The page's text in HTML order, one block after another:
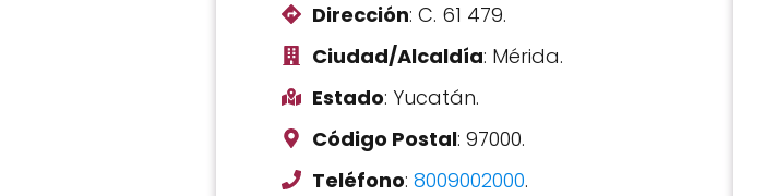
Dirección: C. 61 479.
Ciudad/Alcaldía: Mérida.
Estado: Yucatán.
Código Postal: 97000.
Teléfono: 8009002000.